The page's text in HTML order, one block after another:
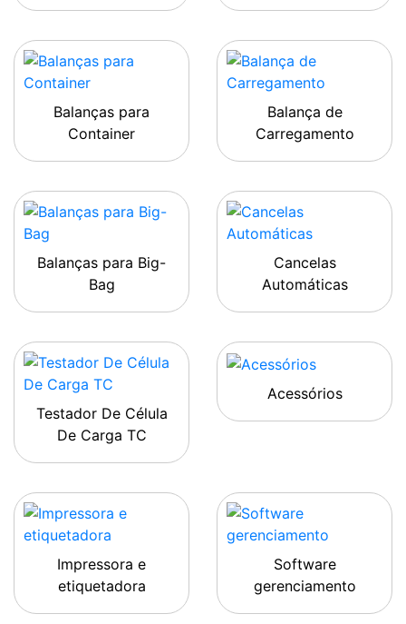
Balanças para
Container
Balança de
Carregamento
Balanças para Big-
Bag
Cancelas
Automáticas
Testador De Célula
De Carga TC
Acessórios
Impressora e
etiquetadora
Software
gerenciamento